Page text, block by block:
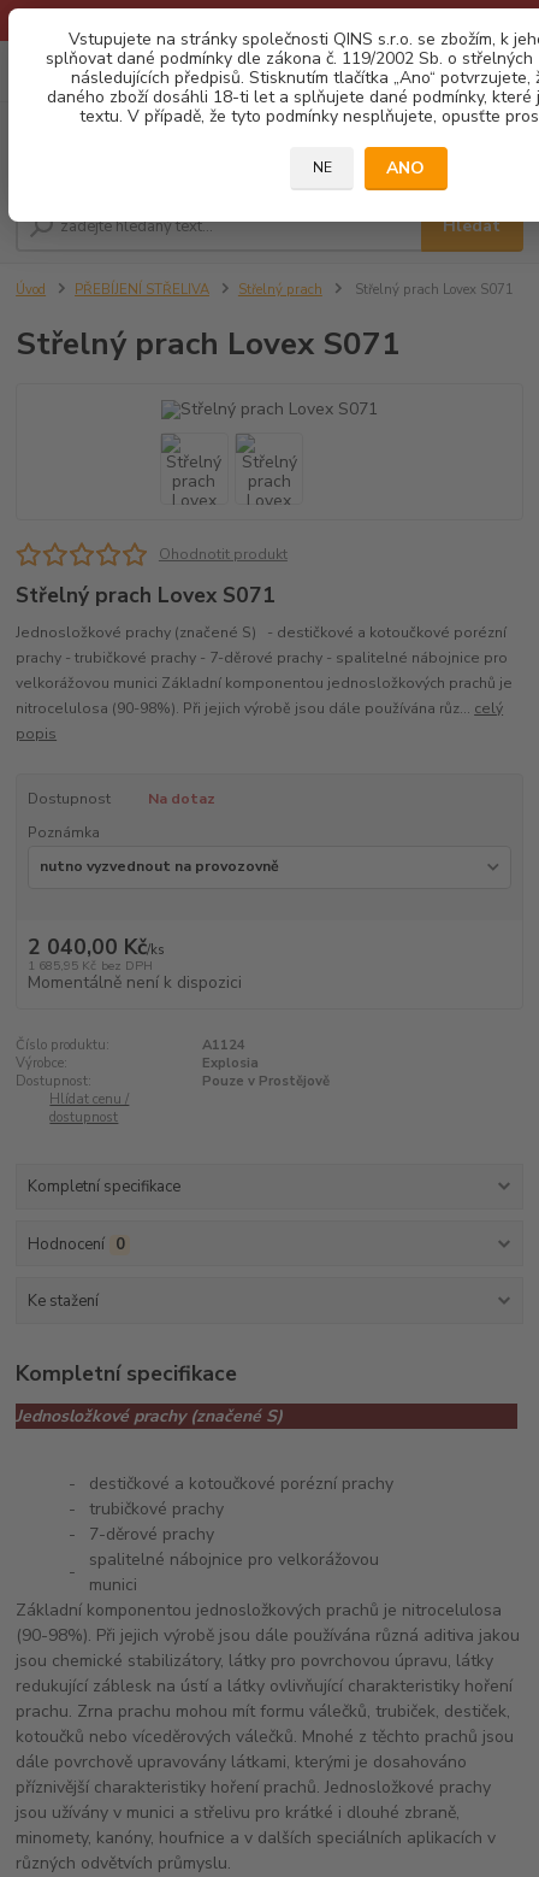
Vstupujete na stránky společnosti QINS s.r.o. se zbožím, k
splňovat dané podmínky dle zákona č. 119/2002 Sb. o
následujících předpisů. Stisknutím tlačítka „Ano“ potvrzujete,
daného zboží dosáhli 18-ti let a splňujete dané podmínky, které
textu. V případě, že tyto podmínky nesplňujete, opusťte
NE ANO
CZK
Hledat
0ks
za0,00 Kč
Úvod PŘEBÍJENÍ STŘELIVA Střelný prach Střelný prach Lovex S071
Střelný prach Lovex S071
Ohodnotit produkt
Střelný prach Lovex S071
Jednosložkové prachy (značené S) - destičkové a kotoučkové porézní
prachy - trubičkové prachy - 7-děrové prachy - spalitelné nábojnice pro
velkorážovou munici Základní komponentou jednosložkových prachů je
nitrocelulosa (90-98%). Při jejich výrobě jsou dále používána růz... celý
popis
Dostupnost
Na dotaz
Poznámka
2 040,00 Kč/ks
1 685,95 Kč bez DPH
Momentálně není k dispozici
Číslo produktu:
A1124
Výrobce:
Explosia
Dostupnost:
Pouze v Prostějově
Hlídat cenu /
dostupnost
Kompletní specifikace
Hodnocení 0
Ke stažení
Kompletní specifikace
Jednosložkové prachy (značené S)
-
destičkové a kotoučkové porézní prachy
-
trubičkové prachy
-
7-děrové prachy
-
spalitelné nábojnice pro velkorážovou
munici
Základní komponentou jednosložkových prachů je nitrocelulosa
(90-98%). Při jejich výrobě jsou dále používána různá aditiva jakou
jsou chemické stabilizátory, látky pro povrchovou úpravu, látky
redukující záblesk na ústí a látky ovlivňující charakteristiky hoření
prachu. Zrna prachu mohou mít formu válečků, trubiček, destiček,
kotoučků nebo víceděrových válečků. Mnohé z těchto prachů jsou
dále povrchově upravovány látkami, kterými je dosahováno
příznivější charakteristiky hoření prachů. Jednosložkové prachy
jsou užívány v munici a střelivu pro krátké i dlouhé zbraně,
minomety, kanóny, houfnice a v dalších speciálních aplikacích v
různých odvětvích průmyslu.